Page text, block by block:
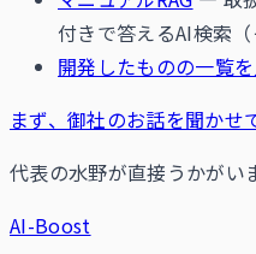
付きで答えるAI検索（
開発したものの一覧
まず、御社のお話を聞かせ
代表の水野が直接うかがい
AI-Boost